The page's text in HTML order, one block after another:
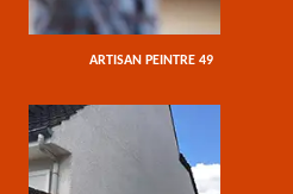
ARTISAN PEINTRE 49